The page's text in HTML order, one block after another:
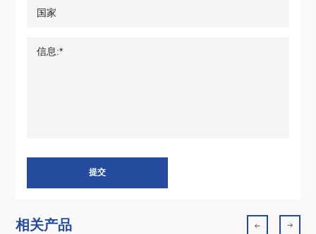
提交
相关产品